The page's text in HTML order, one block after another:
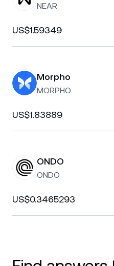
NEAR
US$1.59349
Morpho
MORPHO
US$1.83889
ONDO
ONDO
US$0.3465293